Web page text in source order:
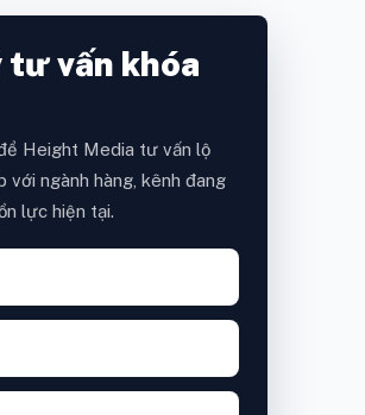
vấn khóa
Height Media tư vấn lộ
với ngành hàng, kênh đang
lực hiện tại.